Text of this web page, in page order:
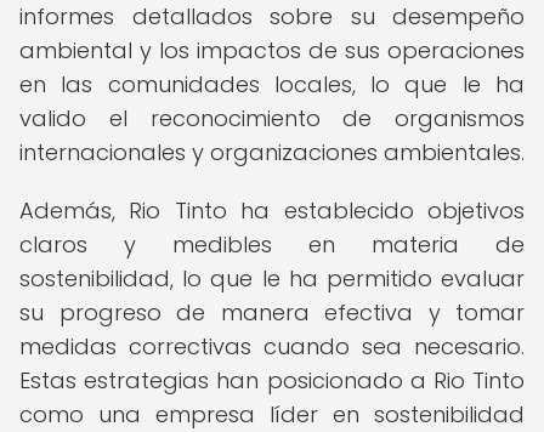
informes detallados sobre su desempeño
ambiental y los impactos de sus operaciones
en las comunidades locales, lo que le ha
valido el reconocimiento de organismos
internacionales y organizaciones ambientales.
Además, Rio Tinto ha establecido objetivos
claros y medibles en materia de
sostenibilidad, lo que le ha permitido evaluar
su progreso de manera efectiva y tomar
medidas correctivas cuando sea necesario.
Estas estrategias han posicionado a Rio Tinto
como una empresa líder en sostenibilidad